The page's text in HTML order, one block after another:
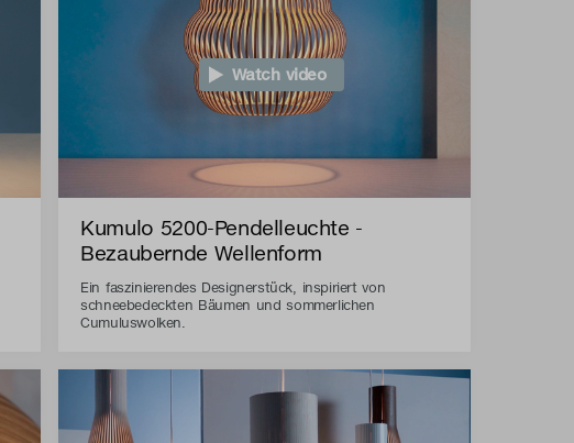
Watch video
Kumulo 5200-Pendelleuchte -
Bezaubernde Wellenform
Ein faszinierendes Designerstück, inspiriert von
schneebedeckten Bäumen und sommerlichen
Cumuluswolken.